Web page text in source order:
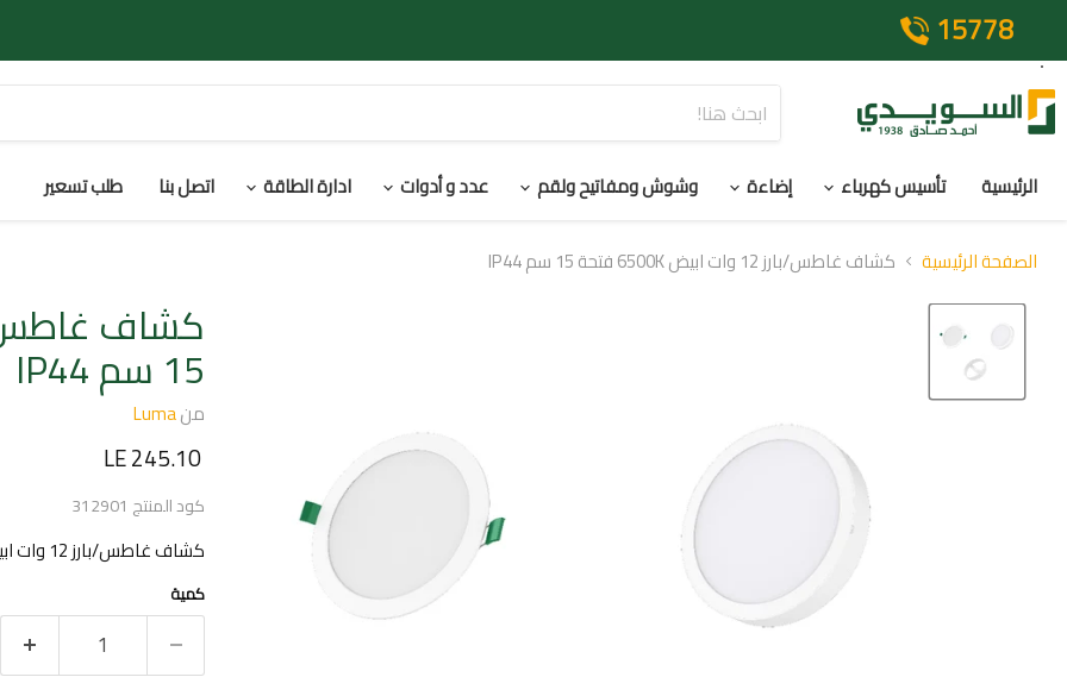
15778
الرئيسية تأسيس كهرباء إضاءة وشوش ومفاتيح ولقم عدد و أدوات ادارة الطاقة اتصل بنا طلب تسعير
الصفحة الرئيسية كشاف غاطس/بارز 12 وات ابيض 6500K فتحة 15 سم IP44
15 سم IP44
منLuma
السعر الحالي
LE 245.10
كود المنتج 312901
كشاف غاطس/بارز 12 وات ابيض 6500K فتحة 15 سم IP44
كمية